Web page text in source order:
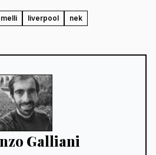
liverpool nek
Galliani